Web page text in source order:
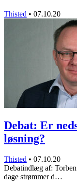
Thisted • 07.10.20
Debat: Er
løsning?
Thisted • 07.10.20
Debatindlæg af:
dage strømmer d…